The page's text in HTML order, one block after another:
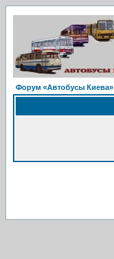
Форум «Автобусы Киева»